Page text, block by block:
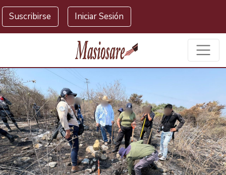
Masiosare agencia de noticias
Suscribirse Iniciar Sesión